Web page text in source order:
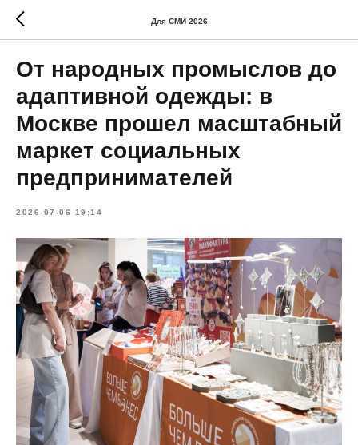
Для СМИ 2026
От народных промыслов до
адаптивной одежды: в
Москве прошел масштабный
маркет социальных
предпринимателей
2026-07-06 19:14